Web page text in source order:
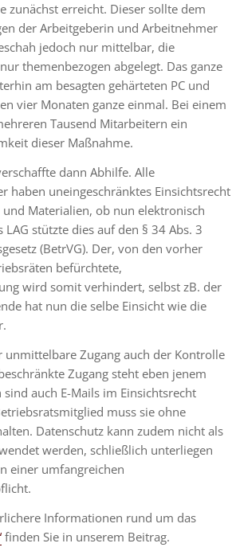
zunächst erreicht. Dieser sollte dem
der Arbeitgeberin und Arbeitnehmer
jedoch nur mittelbar, die
themenbezogen abgelegt. Das ganze
am besagten gehärteten PC und
vier Monaten ganze einmal. Bei einem
Tausend Mitarbeitern ein
dieser Maßnahme.
dann Abhilfe. Alle
haben uneingeschränktes Einsichtsrecht
Materialien, ob nun elektronisch
LAG stützte dies auf den § 34 Abs. 3
(BetrVG). Der, von den vorher
befürchtete,
wird somit verhindert, selbst zB. der
hat nun die selbe Einsicht wie die
unmittelbare Zugang auch der Kontrolle
Zugang steht eben jenem
auch E-Mails im Einsichtsrecht
muss sie ohne
Datenschutz kann zudem nicht als
werden, schließlich unterliegen
einer umfangreichen
Informationen rund um das
finden Sie in unserem Beitrag.